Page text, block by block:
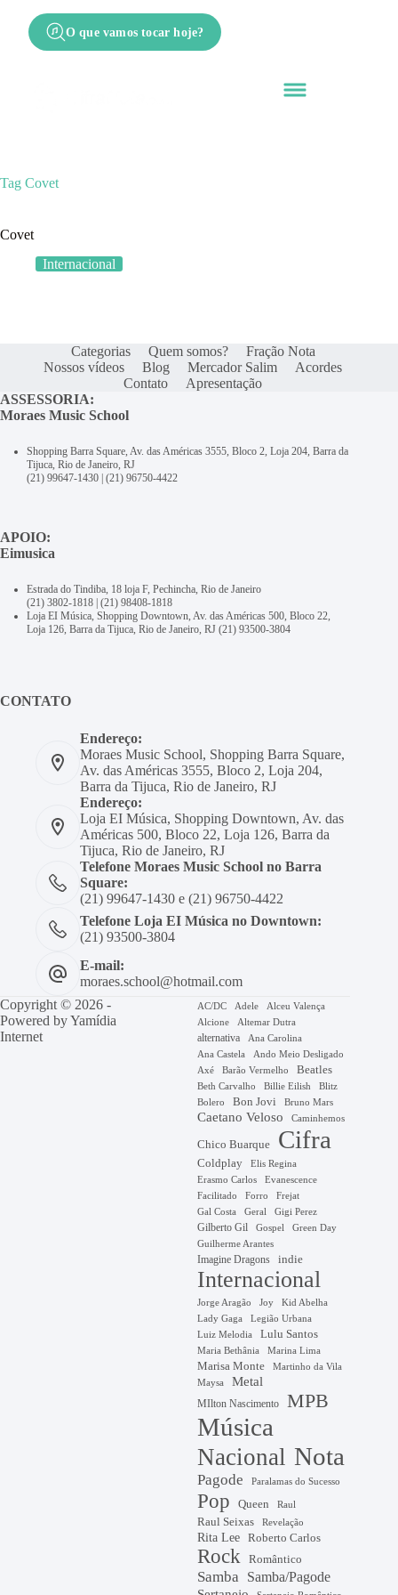
O que vamos tocar hoje?
Tag Covet
Covet
Internacional
Categorias Quem somos?
Fração Nota
Nossos vídeos
Blog Mercador Salim
Acordes
Contato
Apresentação
ASSESSORIA:
Moraes Music School
Shopping Barra Square, Av. das Américas 3555, Bloco 2, Loja 204, Barra da
Tijuca, Rio de Janeiro, RJ
(21) 99647-1430 | (21) 96750-4422
APOIO:
Eimusica
Estrada do Tindiba, 18 loja F, Pechincha, Rio de Janeiro
(21) 3802-1818 | (21) 98408-1818
Loja EI Música, Shopping Downtown, Av. das Américas 500, Bloco 22,
Loja 126, Barra da Tijuca, Rio de Janeiro, RJ (21) 93500-3804
CONTATO
Endereço:
Moraes Music School, Shopping Barra Square,
Av. das Américas 3555, Bloco 2, Loja 204,
Barra da Tijuca, Rio de Janeiro, RJ
Endereço:
Loja EI Música, Shopping Downtown, Av. das
Américas 500, Bloco 22, Loja 126, Barra da
Tijuca, Rio de Janeiro, RJ
Telefone Moraes Music School no Barra
Square:
(21) 99647-1430 e (21) 96750-4422
Telefone Loja EI Música no Downtown:
(21) 93500-3804
E-mail:
moraes.school@hotmail.com
Copyright © 2026 -
Powered byYamídia
Internet
AC/DC Adele
Alceu Valença
Alcione
Altemar Dutra
alternativa
Ana Carolina
Ana Castela
Ando Meio Desligado
Axé Barão Vermelho Beatles
Beth Carvalho Billie Eilish
Blitz
Bolero
Bon Jovi Bruno Mars
Caetano Veloso Caminhemos
Chico Buarque Cifra
Coldplay
Elis Regina
Erasmo Carlos
Evanescence
Facilitado
Forro Frejat
Gal Costa Geral Gigi Perez
Gilberto Gil Gospel Green Day
Guilherme Arantes
Imagine Dragons indie
Internacional
Jorge Aragão Joy Kid Abelha
Lady Gaga
Legião Urbana
Luiz Melodia
Lulu Santos
Maria Bethânia Marina Lima
Marisa Monte
Martinho da Vila
Maysa
Metal
MIlton Nascimento MPB
Música
Nacional Nota
Pagode Paralamas do Sucesso
Pop Queen Raul
Raul Seixas Revelação
Rita Lee Roberto Carlos
Rock Romântico
Samba
Samba/Pagode